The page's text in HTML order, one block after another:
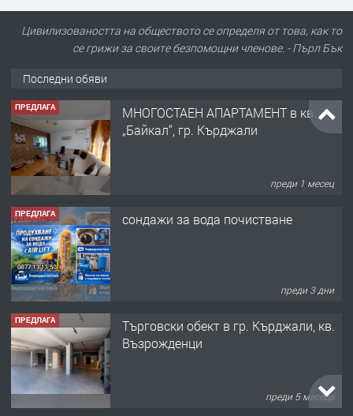
Цивилизоваността на обществото се определя от това, как то
се грижи за своите безпомощни членове. - Пърл Бък
Последни обяви
„Байкал“, гр. Кърджали
ПРЕДЛАГА
ПРЕДЛАГА
Възрожденци
преди 5 месеца
ПРЕДЛАГА